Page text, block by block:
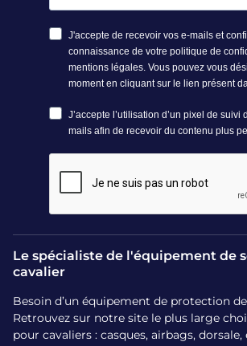
l’arrière, il séduit les adeptes d’un look
oublie pas pour autant la sécurité, avec
de verre et une doublure antibactérienne
normes internationales.
Comment bien
casque d’équitation
Owen ?
Un bon ajustement garantit une
cas de chute. Les casques Charles Owen
systèmes de réglage précis (molette
ajustable) et sont disponibles dans un
tailles. Il est conseillé de prendre ses
À quel prix sont
Le spécialiste de l'équipement de
cavalier
Besoin d’un équipement de protection
Retrouvez sur notre site le plus large
pour cavaliers : casques, airbags,